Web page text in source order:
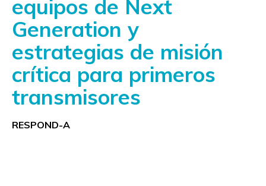
equipos de Next
Generation y
estrategias de misión
crítica para primeros
transmisores
RESPOND-A